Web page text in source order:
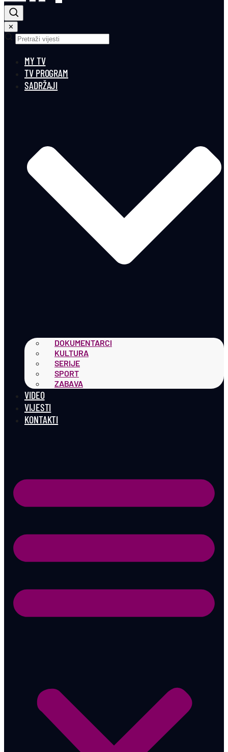
✕
MY TV
TV PROGRAM
SADRŽAJI
DOKUMENTARCI
KULTURA
SERIJE
SPORT
ZABAVA
VIDEO
VIJESTI
KONTAKTI